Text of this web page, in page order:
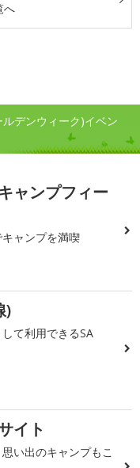
へ
デンウィーク)イベン
ャンプフィー
ャンプを満喫
)
て利用できるSA
イト
い出のキャンプもこ